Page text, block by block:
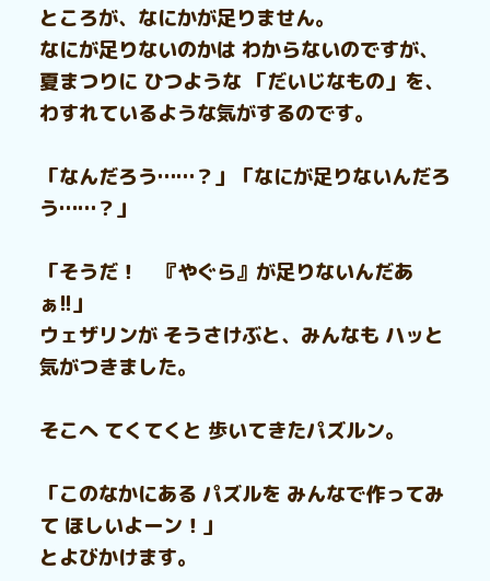
ところが、なにかが足りません。
なにが足りないのかは わからないのですが、
夏まつりに ひつような 「だいじなもの」を、
わすれているような気がするのです。
「なんだろう……？」「なにが足りないんだろ
う……？」
「そうだ！ 『やぐら』が足りないんだあ
ぁ!!」
ウェザリンが そうさけぶと、みんなも ハッと
気がつきました。
そこへ てくてくと 歩いてきたパズルン。
「このなかにある パズルを みんなで作ってみ
て ほしいよーン！」
とよびかけます。